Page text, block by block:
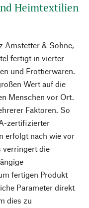
Heimtextilien
Amstetter & Söhne,
fertigt in vierter
und Frottierwaren.
Wert auf die
Menschen vor Ort.
Faktoren. So
zertifizierter
erfolgt nach wie vor
verringert die
fertigen Produkt
Parameter direkt
dies zu